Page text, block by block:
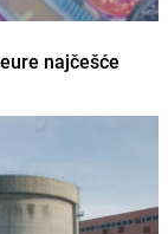
najčešće